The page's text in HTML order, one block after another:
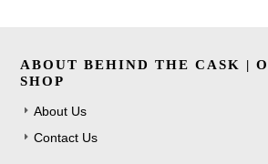
ABOUT BEHIND THE CASK |
SHOP
About Us
Contact Us